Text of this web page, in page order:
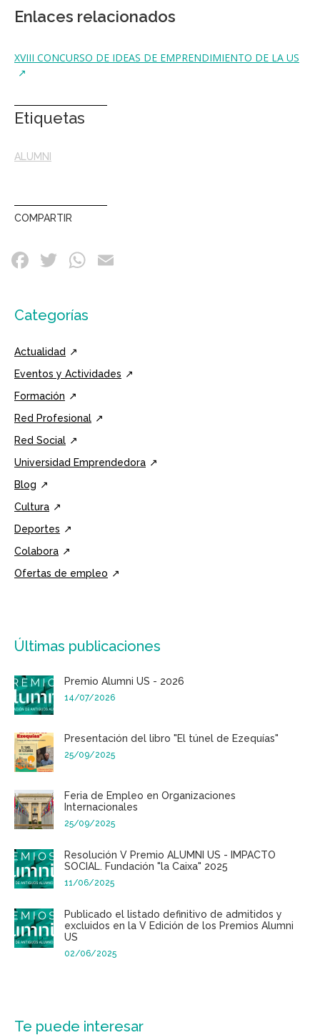
Enlaces relacionados
XVIII CONCURSO DE IDEAS DE EMPRENDIMIENTO DE LA US
Etiquetas
ALUMNI
COMPARTIR
Categorías
Actualidad
Eventos y Actividades
Formación
Red Profesional
Red Social
Universidad Emprendedora
Blog
Cultura
Deportes
Colabora
Ofertas de empleo
Últimas publicaciones
Premio Alumni US - 2026
14/07/2026
Presentación del libro "El túnel de Ezequías"
25/09/2025
Feria de Empleo en Organizaciones
Internacionales
25/09/2025
Resolución V Premio ALUMNI US - IMPACTO
SOCIAL. Fundación "la Caixa" 2025
11/06/2025
Publicado el listado definitivo de admitidos y
excluidos en la V Edición de los Premios Alumni
US
02/06/2025
Te puede interesar